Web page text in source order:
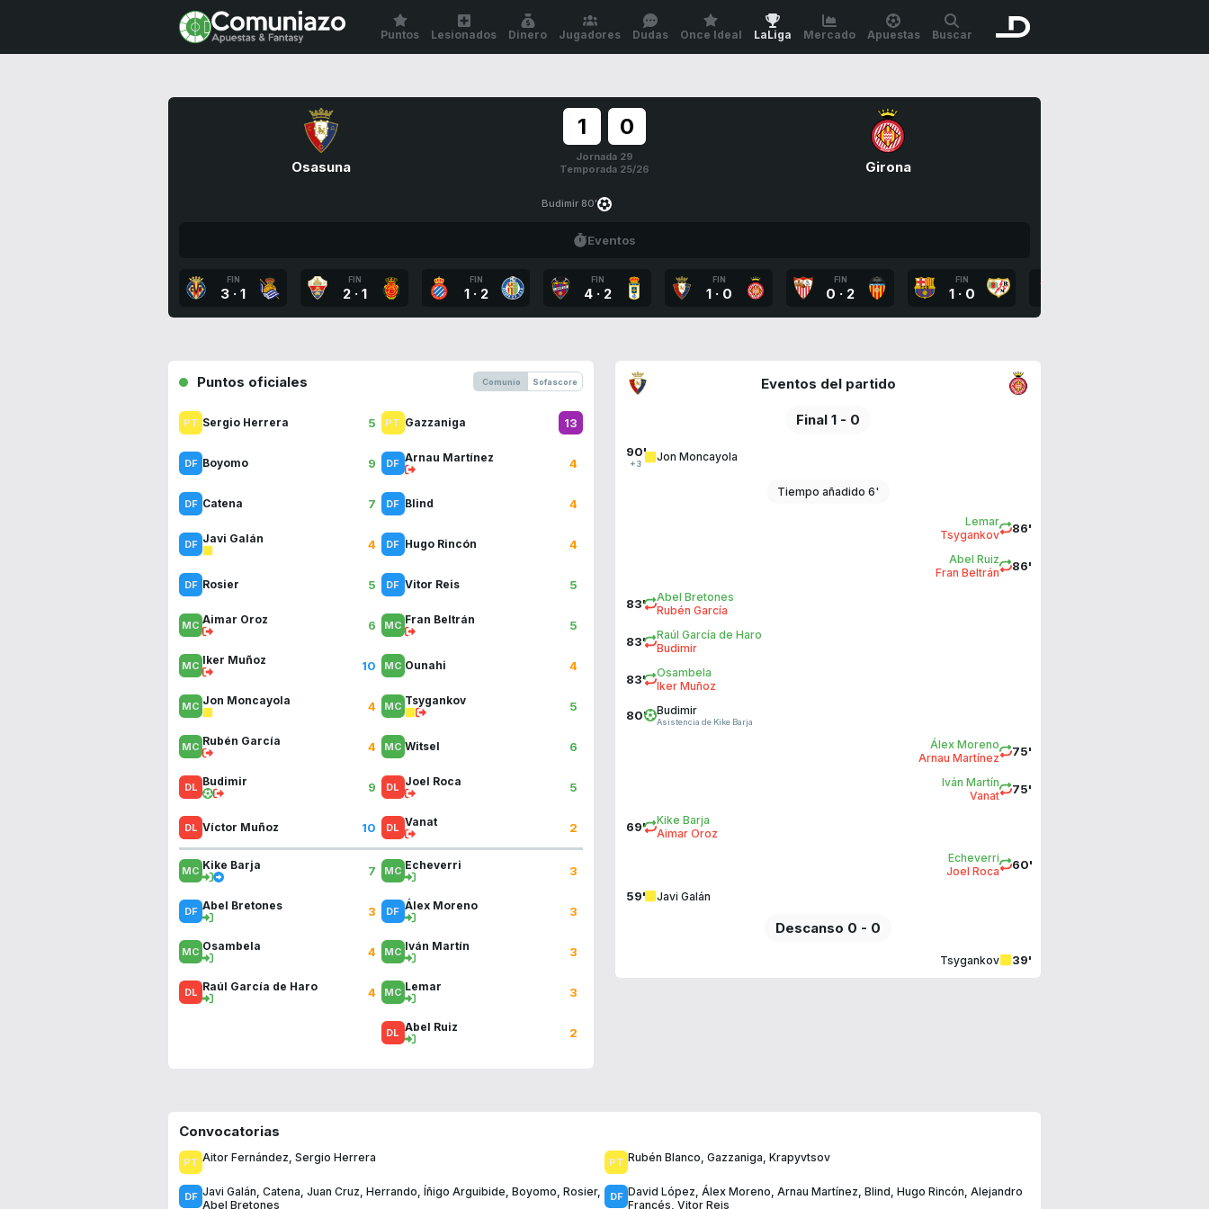
Puntos Lesionados Dinero Jugadores Dudas Once Ideal LaLiga Mercado Apuestas Buscar
Osasuna
1 0
Jornada 29
Temporada 25/26
Girona
Budimir 80'
Eventos
FIN
3 · 1
FIN
2 · 1
FIN
1 · 2
FIN
4 · 2
FIN
1 · 0
FIN
0 · 2
FIN
1 · 0
Puntos oficiales Comunio Sofascore
Sergio Herrera 5
Boyomo 9
Catena 7
Javi Galán 4
Rosier 5
Aimar Oroz 6
Iker Muñoz 10
Jon Moncayola 4
Rubén García 4
Budimir 9
Víctor Muñoz 10
Kike Barja 7
Abel Bretones 3
Osambela 4
Raúl García de Haro 4
Gazzaniga 13
Arnau Martínez 4
Blind 4
Hugo Rincón 4
Vitor Reis 5
Fran Beltrán 5
Ounahi 4
Tsygankov 5
Witsel 6
Joel Roca 5
Vanat 2
Echeverri 3
Álex Moreno 3
Iván Martín 3
Lemar 3
Abel Ruiz 2
Eventos del partido
Final 1 - 0
90'
+3
Jon Moncayola
Tiempo añadido 6'
86'
Lemar
Tsygankov
86'
Abel Ruiz
Fran Beltrán
83'
Abel Bretones
Rubén García
83'
Raúl García de Haro
Budimir
83'
Osambela
Iker Muñoz
80' Budimir
Asistencia de Kike Barja
75'
Álex Moreno
Arnau Martínez
75'
Iván Martín
Vanat
69'
Kike Barja
Aimar Oroz
60'
Echeverri
Joel Roca
59' Javi Galán
Descanso 0 - 0
39'
Tsygankov
Convocatorias
Aitor Fernández, Sergio Herrera
Javi Galán, Catena, Juan Cruz, Herrando, Íñigo Arguibide, Boyomo, Rosier,
Abel Bretones
Rubén Blanco, Gazzaniga, Krapyvtsov
David López, Álex Moreno, Arnau Martínez, Blind, Hugo Rincón, Alejandro
Francés, Vitor Reis